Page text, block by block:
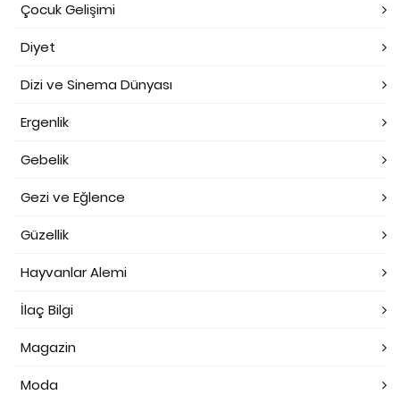
Çocuk Gelişimi
Diyet
Dizi ve Sinema Dünyası
Ergenlik
Gebelik
Gezi ve Eğlence
Güzellik
Hayvanlar Alemi
İlaç Bilgi
Magazin
Moda